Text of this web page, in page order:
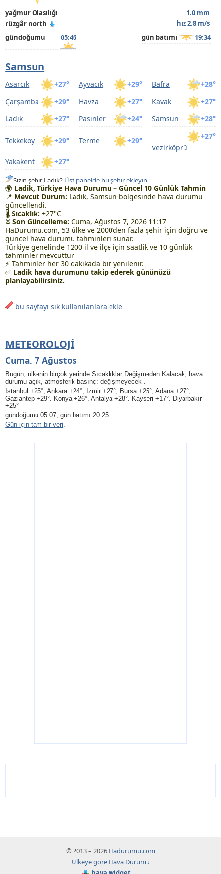
yağmur Olasılığı
1.0 mm
rüzgâr north
hız 2.8 m/s
gündoğumu
05:46 gün batımı 19:34
Samsun
+27°
Asarcık +29°
Ayvacık +28°
Bafra
+29°
Çarşamba +27°
Havza +27°
Kavak
+27°
Ladik +24°
Pasinler +28°
Samsun
+29°
Tekkeköy +29°
Terme
+27°
Vezirköprü
+27°
Yakakent
Sizin şehir Ladik? Üst panelde bu şehir ekleyin.
🌍 Ladik, Türkiye Hava Durumu – Güncel 10 Günlük Tahmin
📍 Mevcut Durum: Ladik, Samsun bölgesinde hava durumu
güncellendi.
🌡Sıcaklık: +27°C
⏳Son Güncelleme: Cuma, Ağustos 7, 2026 11:17
HaDurumu.com, 53 ülke ve 2000’den fazla şehir için doğru ve
güncel hava durumu tahminleri sunar.
Türkiye genelinde 1200 il ve ilçe için saatlik ve 10 günlük
tahminler mevcuttur.
⚡ Tahminler her 30 dakikada bir yenilenir.
✅ Ladik hava durumunu takip ederek gününüzü
planlayabilirsiniz.
bu sayfayı sık kullanılanlara ekle
METEOROLOJI
Cuma, 7 Ağustos
Bugün, ülkenin birçok yerinde Sıcaklıklar Değişmeden Kalacak, hava
durumu açık, atmosferik basınç: değişmeyecek .
Istanbul +25°, Ankara +24°, Izmir +27°, Bursa +25°, Adana +27°,
Gaziantep +29°, Konya +26°, Antalya +28°, Kayseri +17°, Diyarbakır
+25°
gündoğumu 05:07, gün batımı 20:25.
Gün için tam bir veri.
© 2013 – 2026 Hadurumu.com
Ülkeye göre Hava Durumu